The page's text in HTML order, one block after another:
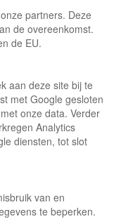
partners. Deze
de overeenkomst.
de EU.
aan deze site bij te
met Google gesloten
onze data. Verder
Analytics
diensten, tot slot
van en
te beperken.